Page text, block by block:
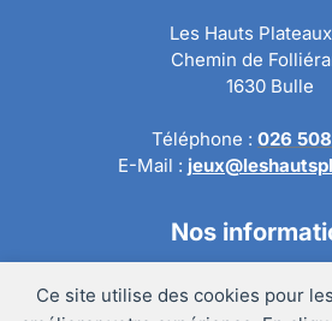
Ce site utilise des cookies pour
Les Hauts
Chemin de
1630 Bulle
Téléphone : 026
E-Mail :
Nos
Politique de